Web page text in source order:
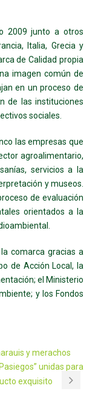
2009 junto a otros
Italia, Grecia y
de Calidad propia
imagen común de
en un proceso de
de las instituciones
sociales.
las empresas que
agroalimentario,
servicios a la
y museos.
de evaluación
orientados a la
comarca gracias a
de Acción Local, la
el Ministerio
y los Fondos
y merachos
unidas para
exquisito